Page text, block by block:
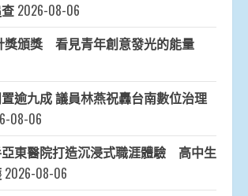
2026-08-06
獎頒獎 看見青年創意發光的能量
逾九成 議員林燕祝轟台南數位治理
08-06
東醫院打造沉浸式職涯體驗 高中生
2026-08-06